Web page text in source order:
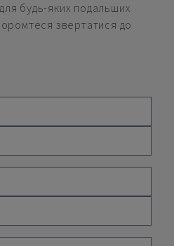
будь-яких подальших
звертатися до